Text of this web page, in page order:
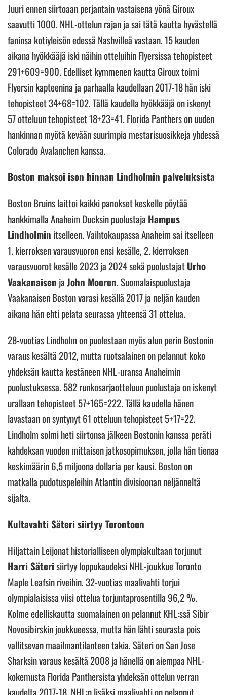
Juuri ennen siirtoaan perjantain vastaisena yönä Giroux
saavutti 1000. NHL-ottelun rajan ja sai tätä kautta hyvästellä
faninsa kotiyleisön edessä Nashvilleä vastaan. 15 kauden
aikana hyökkääjä iski näihin otteluihin Flyersissa tehopisteet
291+609=900. Edelliset kymmenen kautta Giroux toimi
Flyersin kapteenina ja parhaalla kaudellaan 2017-18 hän iski
tehopisteet 34+68=102. Tällä kaudella hyökkääjä on iskenyt
57 otteluun tehopisteet 18+23=41. Florida Panthers on uuden
hankinnan myötä kevään suurimpia mestarisuosikkeja yhdessä
Colorado Avalanchen kanssa.
Boston maksoi ison hinnan Lindholmin palveluksista
Boston Bruins laittoi kaikki panokset keskelle pöytää
hankkimalla Anaheim Ducksin puolustaja Hampus
Lindholmin itselleen. Vaihtokaupassa Anaheim sai itselleen
1. kierroksen varausvuoron ensi kesälle, 2. kierroksen
varausvuorot kesälle 2023 ja 2024 sekä puolustajatUrho
Vaakanaisen jaJohn Mooren. Suomalaispuolustaja
Vaakanaisen Boston varasi kesällä 2017 ja neljän kauden
aikana hän ehti pelata seurassa yhteensä 31 ottelua.
28-vuotias Lindholm on puolestaan myös alun perin Bostonin
varaus kesältä 2012, mutta ruotsalainen on pelannut koko
yhdeksän kautta kestäneen NHL-uransa Anaheimin
puolustuksessa. 582 runkosarjaotteluun puolustaja on iskenyt
urallaan tehopisteet 57+165=222. Tällä kaudella hänen
lavastaan on syntynyt 61 otteluun tehopisteet 5+17=22.
Lindholm solmi heti siirtonsa jälkeen Bostonin kanssa peräti
kahdeksan vuoden mittaisen jatkosopimuksen, jolla hän tienaa
keskimäärin 6,5 miljoona dollaria per kausi. Boston on
matkalla pudotuspeleihin Atlantin divisioonan neljänneltä
sijalta.
Kultavahti Säteri siirtyy Torontoon
Hiljattain Leijonat historialliseen olympiakultaan torjunut
Harri Säterisiirtyy loppukaudeksi NHL-joukkue Toronto
Maple Leafsin riveihin. 32-vuotias maalivahti torjui
olympialaisissa viisi ottelua torjuntaprosentilla 96,2 %.
Kolme edelliskautta suomalainen on pelannut KHL:ssä Sibir
Novosibirskin joukkueessa, mutta hän lähti seurasta pois
vallitsevan maailmantilanteen takia. Säteri on San Jose
Sharksin varaus kesältä 2008 ja hänellä on aiempaa NHL-
kokemusta Florida Panthersista yhdeksän ottelun verran
kaudelta 2017-18. NHL:n lisäksi maalivahti on pelannut